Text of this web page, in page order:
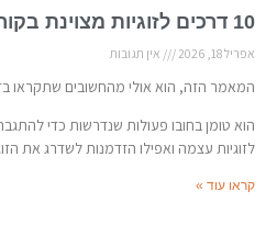
10 דרכים לזוגיות מצוינת בקורונה (חלק ב')
אפריל 18, 2026 אין תגובות
המאמר הזה, הוא אולי מהחשובים שתקראו
הוא טומן בחובו פעולות שנדרשות כדי
לזוגיות עצמה ואפילו הזדמנות לשדרג את
קראו עוד »